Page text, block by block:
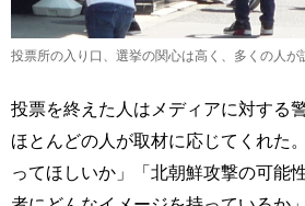
投票所の入り口、選挙の関心は高く、多くの人が
投票を終えた人はメディアに対する
ほとんどの人が取材に応じてくれた
ってほしいか」「北朝鮮攻撃の可能